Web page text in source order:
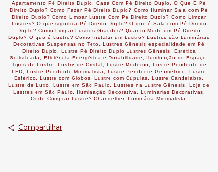
Apartamento Pé Direito Duplo. Casa Com Pé Direito Duplo. O Que É Pé
Direito Duplo? Como Fazer Pé Direito Duplo? Como Iluminar Sala com Pé
Direito Duplo? Como Limpar Lustre Com Pé Direito Duplo? Como Limpar
Lustres? O que significa Pé Direito Duplo? O que é Sala com Pé Direito
Duplo? Como Limpar Lustres Grandes? Quanto Mede um Pé Direito
Duplo? O que é Lustre? Como Instalar um Lustre? Lustres são Luminárias
Decorativas Suspensas no Teto. Lustres Gênesis especialidade em Pé
Direito Duplo. Lustre Pé Direito Duplo Lustres Gênesis. Estética
Sofisticada, Eficiência Energética e Durabilidade, Iluminação de Espaço.
Tipos de Lustre: Lustre de Cristal, Lustre Moderno, Lustre Pendente de
LED, Lustre Pendente Minimalista, Lustre Pendente Geométrico, Lustre
Esférico, Lustre com Globos, Lustre com Cúpulas, Lustre Candelabro,
Lustre de Luxo. Lustre em São Paulo. Lustres na Lustre Gênesis. Loja de
Lustres em São Paulo. Iluminação Decorativa. Luminárias Decorativas.
Onde Comprar Lustre? Chandellier. Luminária Minimalista.
Compartilhar